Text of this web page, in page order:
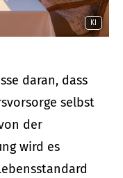
KI
daran, dass
selbst
der
wird es